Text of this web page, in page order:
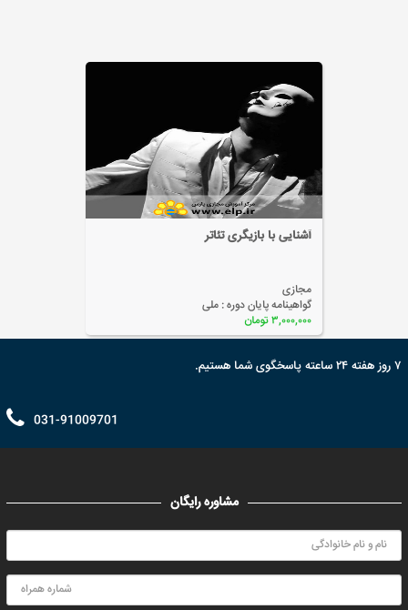
آشنایی با بازیگری تئاتر
مجازی
گواهینامه پایان دوره : ملی
۳,۰۰۰,۰۰۰ تومان
۷ روز هفته ۲۴ ساعته پاسخگوی شما هستیم.
031-91009701
مشاوره رایگان